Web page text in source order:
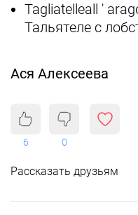
Tagliatelleall '
Тальятеле с
Ася Алексеева
6 0
Рассказать друзьям